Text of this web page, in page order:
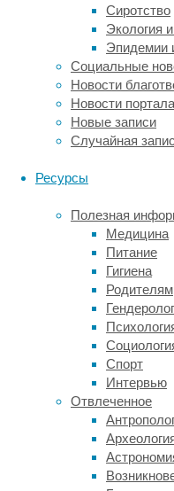
Сиротство
Экология
Эпидемии
Социальные
Новости
Новости портала
Новые записи
Случайная
Ресурсы
Полезная
Медицина
Питание
Гигиена
Родителям
Спорт
Интервью
Отвлеченное
решать
не
очень
сложные
головоломки,
чтобы
добраться
до
награды
и
впоследствии
другие
особи
колонии
научились
тому
же,
наблюдая
за
опытными
Однако
все